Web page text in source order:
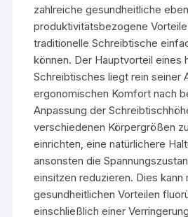
zahlreiche gesundheitliche
produktivitätsbezogene
traditionelle Schreibtische
können. Der Hauptvorteil eines
Schreibtisches liegt rein seiner
ergonomischen Komfort nach
Anpassung der
verschiedenen Körpergrößen
einrichten, eine natürlichere
ansonsten die
einsitzen reduzieren. Dies kann
gesundheitlichen Vorteilen
einschließlich einer